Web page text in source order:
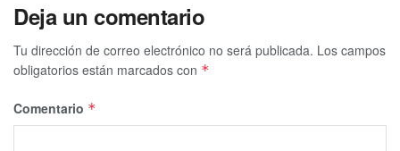
Deja un comentario
Tu dirección de correo electrónico no será publicada. Los campos
obligatorios están marcados con *
Comentario *